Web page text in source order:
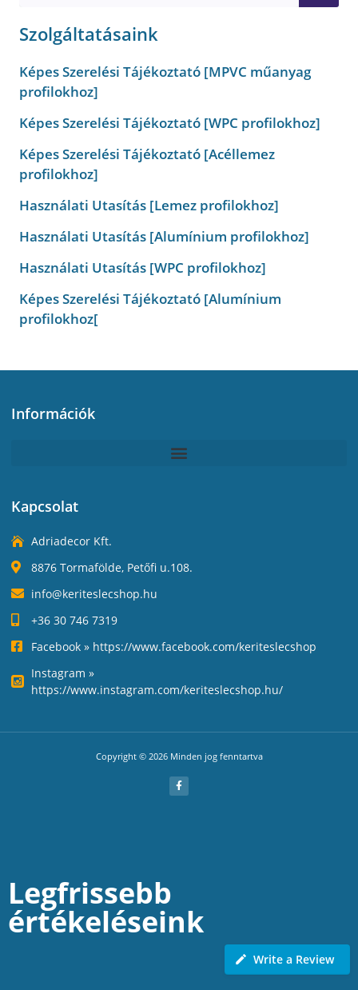
Szolgáltatásaink
Képes Szerelési Tájékoztató [MPVC műanyag
profilokhoz]
Képes Szerelési Tájékoztató [WPC profilokhoz]
Képes Szerelési Tájékoztató [Acéllemez
profilokhoz]
Használati Utasítás [Lemez profilokhoz]
Használati Utasítás [Alumínium profilokhoz]
Használati Utasítás [WPC profilokhoz]
Képes Szerelési Tájékoztató [Alumínium
profilokhoz[
Információk
Kapcsolat
Adriadecor Kft.
8876 Tormafölde, Petőfi u.108.
info@keriteslecshop.hu
+36 30 746 7319
Facebook » https://www.facebook.com/keriteslecshop
Instagram »
https://www.instagram.com/keriteslecshop.hu/
Copyright © 2026 Minden jog fenntartva
Legfrissebb
értékeléseink
Write a Review